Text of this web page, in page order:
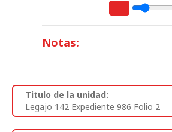
Notas:
Titulo de la unidad:
Legajo 142 Expediente 986 Folio 2